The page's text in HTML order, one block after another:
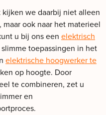
we daarbij niet alleen
ook naar het materieel
u bij ons een elektrisch
toepassingen in het
elektrische hoogwerker te
op hoogte. Door
te combineren, zet u
en